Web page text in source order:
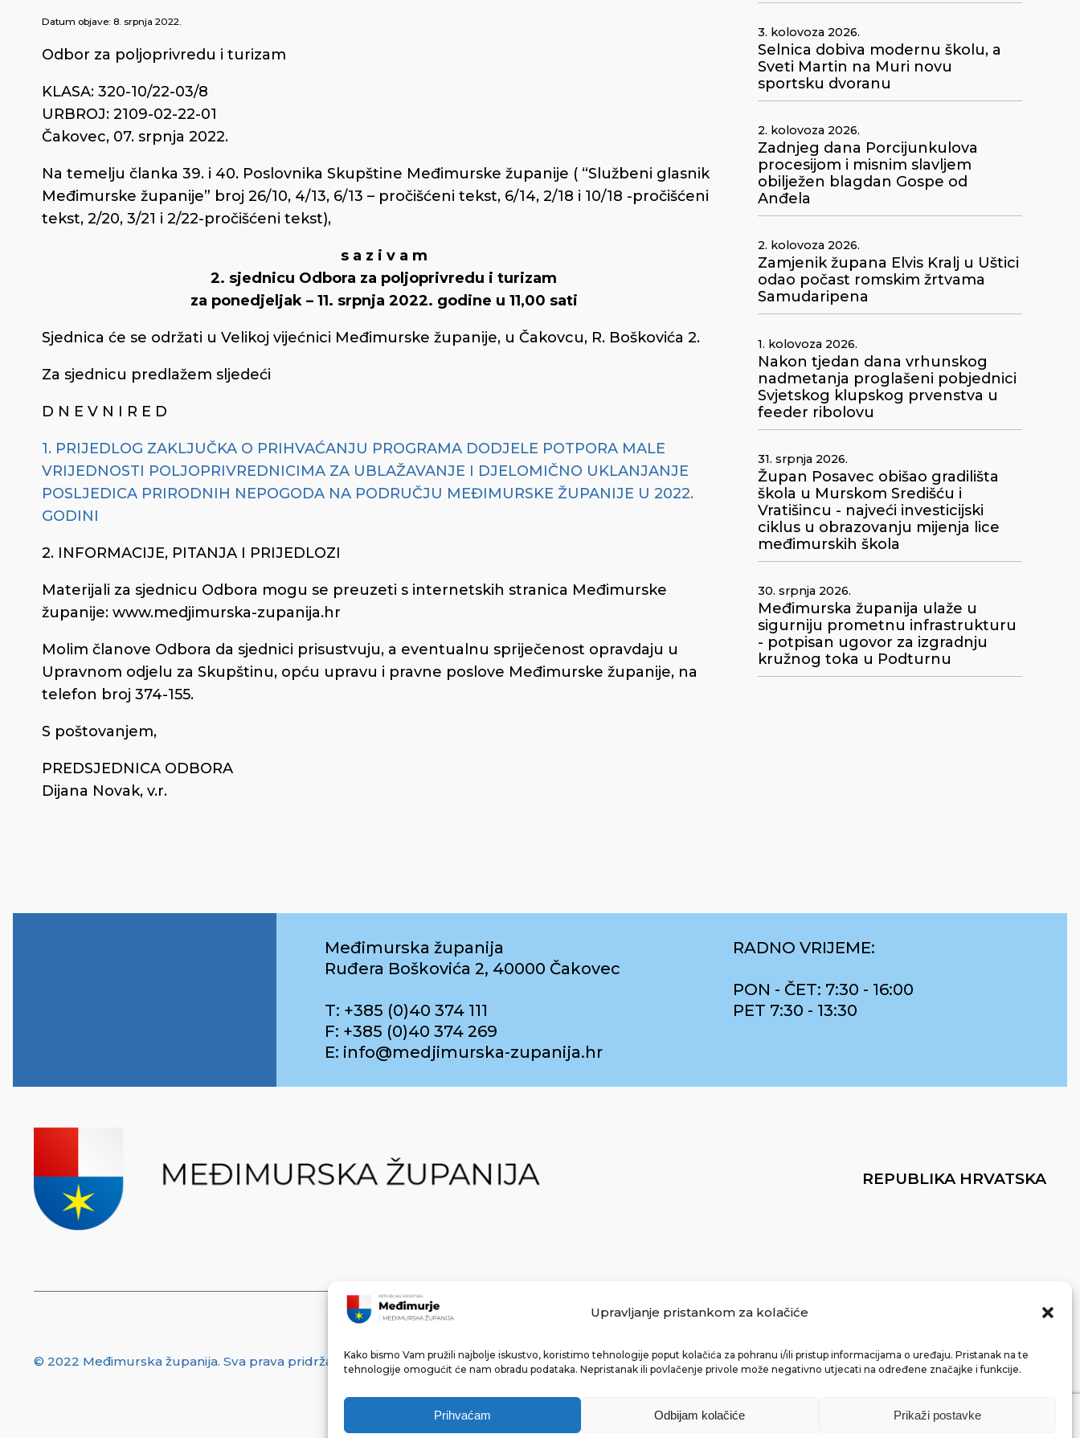
Upravljanje pristankom za kolačiće
Kako bismo Vam pružili najbolje iskustvo, koristimo tehnologije poput kolačića za pohranu i/ili pristup informacijama o uređaju. Pristanak na te
tehnologije omogućit će nam obradu podataka. Nepristanak ili povlačenje privole može negativno utjecati na određene značajke i funkcije.
Prihvaćam Odbijam kolačiće Prikaži postavke
Datum objave: 8. srpnja 2022.
Odbor za poljoprivredu i turizam
KLASA: 320-10/22-03/8
URBROJ: 2109-02-22-01
Čakovec, 07. srpnja 2022.
Na temelju članka 39. i 40. Poslovnika Skupštine Međimurske županije ( “Službeni glasnik
Međimurske županije” broj 26/10, 4/13, 6/13 – pročišćeni tekst, 6/14, 2/18 i 10/18 -pročišćeni
tekst, 2/20, 3/21 i 2/22-pročišćeni tekst),
s a z i v a m
2. sjednicu Odbora za poljoprivredu i turizam
za ponedjeljak – 11. srpnja 2022. godine u 11,00 sati
Sjednica će se održati u Velikoj vijećnici Međimurske županije, u Čakovcu, R. Boškovića 2.
Za sjednicu predlažem sljedeći
D N E V N I R E D
1. PRIJEDLOG ZAKLJUČKA O PRIHVAĆANJU PROGRAMA DODJELE POTPORA MALE
VRIJEDNOSTI POLJOPRIVREDNICIMA ZA UBLAŽAVANJE I DJELOMIČNO UKLANJANJE
POSLJEDICA PRIRODNIH NEPOGODA NA PODRUČJU MEĐIMURSKE ŽUPANIJE U 2022.
GODINI
2. INFORMACIJE, PITANJA I PRIJEDLOZI
Materijali za sjednicu Odbora mogu se preuzeti s internetskih stranica Međimurske
županije: www.medjimurska-zupanija.hr
Molim članove Odbora da sjednici prisustvuju, a eventualnu spriječenost opravdaju u
Upravnom odjelu za Skupštinu, opću upravu i pravne poslove Međimurske županije, na
telefon broj 374-155.
S poštovanjem,
PREDSJEDNICA ODBORA
Dijana Novak, v.r.
3. kolovoza 2026.
Selnica dobiva modernu školu, a
Sveti Martin na Muri novu
sportsku dvoranu
2. kolovoza 2026.
Zadnjeg dana Porcijunkulova
procesijom i misnim slavljem
obilježen blagdan Gospe od
Anđela
2. kolovoza 2026.
Zamjenik župana Elvis Kralj u Uštici
odao počast romskim žrtvama
Samudaripena
1. kolovoza 2026.
Nakon tjedan dana vrhunskog
nadmetanja proglašeni pobjednici
Svjetskog klupskog prvenstva u
feeder ribolovu
31. srpnja 2026.
Župan Posavec obišao gradilišta
škola u Murskom Središću i
Vratišincu - najveći investicijski
ciklus u obrazovanju mijenja lice
međimurskih škola
30. srpnja 2026.
Međimurska županija ulaže u
sigurniju prometnu infrastrukturu
- potpisan ugovor za izgradnju
kružnog toka u Podturnu
Međimurska županija
Ruđera Boškovića 2, 40000 Čakovec
T: +385 (0)40 374 111
F: +385 (0)40 374 269
E: info@medjimurska-zupanija.hr
RADNO VRIJEME:
PON - ČET: 7:30 - 16:00
PET 7:30 - 13:30
REPUBLIKA HRVATSKA
© 2022 Međimurska županija. Sva prava pridržana.Made with ❤ by bg & 3na3.